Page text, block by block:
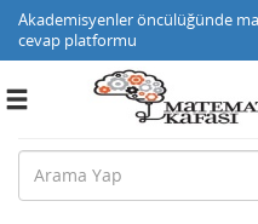
Akademisyenler öncülüğünde
cevap platformu
Toggle